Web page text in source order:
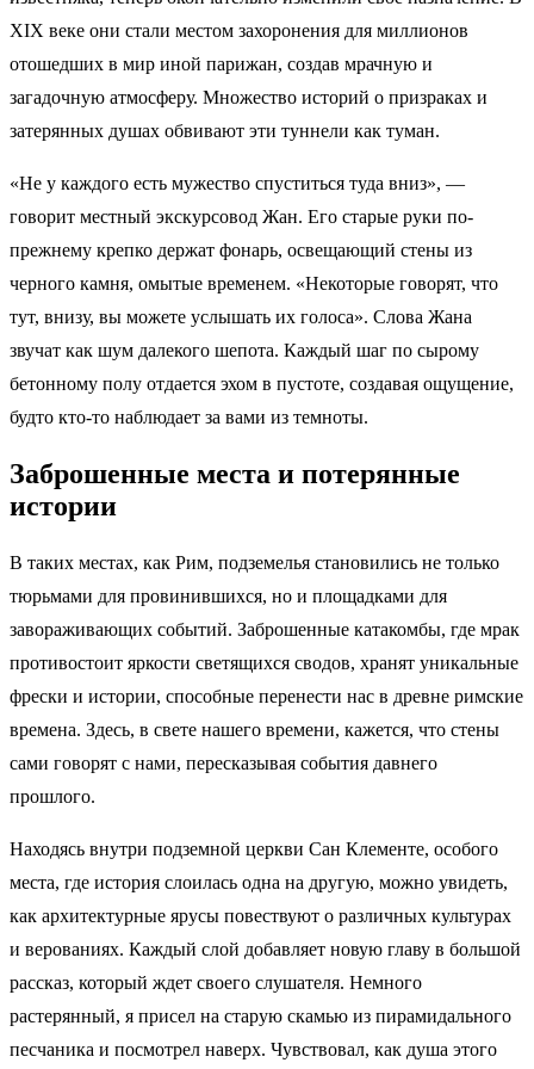
XIX веке они стали местом захоронения для миллионов
отошедших в мир иной парижан, создав мрачную и
загадочную атмосферу. Множество историй о призраках и
затерянных душах обвивают эти туннели как туман.
«Не у каждого есть мужество спуститься туда вниз», —
говорит местный экскурсовод Жан. Его старые руки по-
прежнему крепко держат фонарь, освещающий стены из
черного камня, омытые временем. «Некоторые говорят, что
тут, внизу, вы можете услышать их голоса». Слова Жана
звучат как шум далекого шепота. Каждый шаг по сырому
бетонному полу отдается эхом в пустоте, создавая ощущение,
будто кто-то наблюдает за вами из темноты.
Заброшенные места и потерянные
истории
В таких местах, как Рим, подземелья становились не только
тюрьмами для провинившихся, но и площадками для
завораживающих событий. Заброшенные катакомбы, где мрак
противостоит яркости светящихся сводов, хранят уникальные
фрески и истории, способные перенести нас в древне римские
времена. Здесь, в свете нашего времени, кажется, что стены
сами говорят с нами, пересказывая события давнего
прошлого.
Находясь внутри подземной церкви Сан Клементе, особого
места, где история слоилась одна на другую, можно увидеть,
как архитектурные ярусы повествуют о различных культурах
и верованиях. Каждый слой добавляет новую главу в большой
рассказ, который ждет своего слушателя. Немного
растерянный, я присел на старую скамью из пирамидального
песчаника и посмотрел наверх. Чувствовал, как душа этого